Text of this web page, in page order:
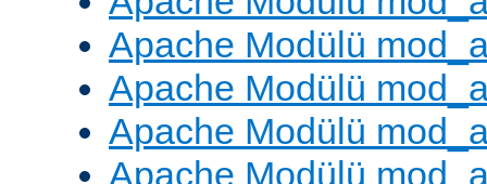
Apache Modülü
Apache Modülü
Apache Modülü
Apache Modülü